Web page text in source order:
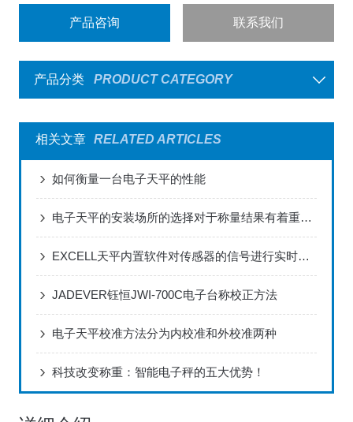
产品咨询 联系我们
产品分类 PRODUCT CATEGORY
相关文章 RELATED ARTICLES
如何衡量一台电子天平的性能
电子天平的安装场所的选择对于称量结果有着重要影响
EXCELL天平内置软件对传感器的信号进行实时处理和分析
JADEVER钰恒JWI-700C电子台称校正方法
电子天平校准方法分为内校准和外校准两种
科技改变称重：智能电子秤的五大优势！